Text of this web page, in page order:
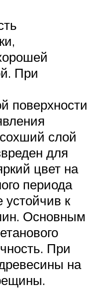
При
поверхности
слой
для
цвет на
периода
устойчив к
Основным
При
на